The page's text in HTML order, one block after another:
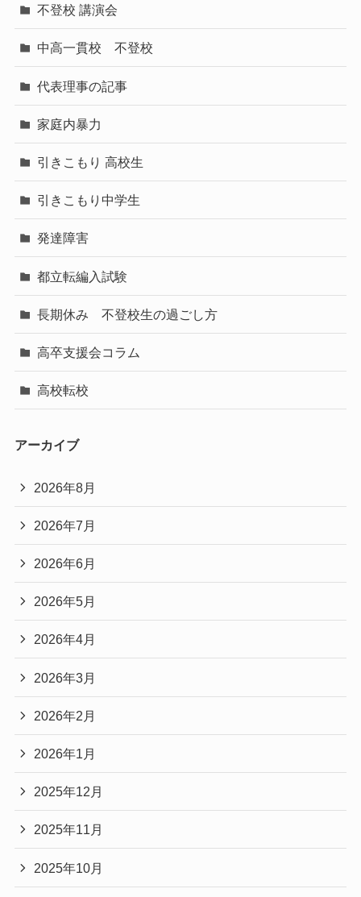
不登校 講演会
中高一貫校 不登校
代表理事の記事
家庭内暴力
引きこもり 高校生
引きこもり中学生
発達障害
都立転編入試験
長期休み 不登校生の過ごし方
高卒支援会コラム
高校転校
アーカイブ
2026年8月
2026年7月
2026年6月
2026年5月
2026年4月
2026年3月
2026年2月
2026年1月
2025年12月
2025年11月
2025年10月